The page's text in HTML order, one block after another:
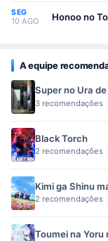
SEG
10 AGO Honoo no
A equipe
Super no Ura
3 recomendações
Black Torch
2 recomendações
Kimi ga Shinu
2 recomendações
Toumei na Yoru